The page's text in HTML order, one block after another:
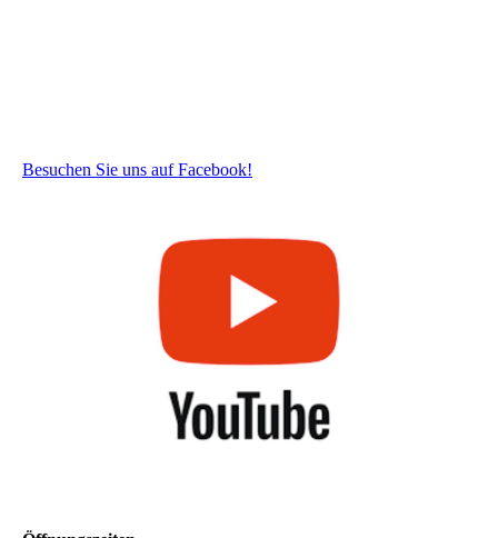
Besuchen Sie uns auf Facebook!